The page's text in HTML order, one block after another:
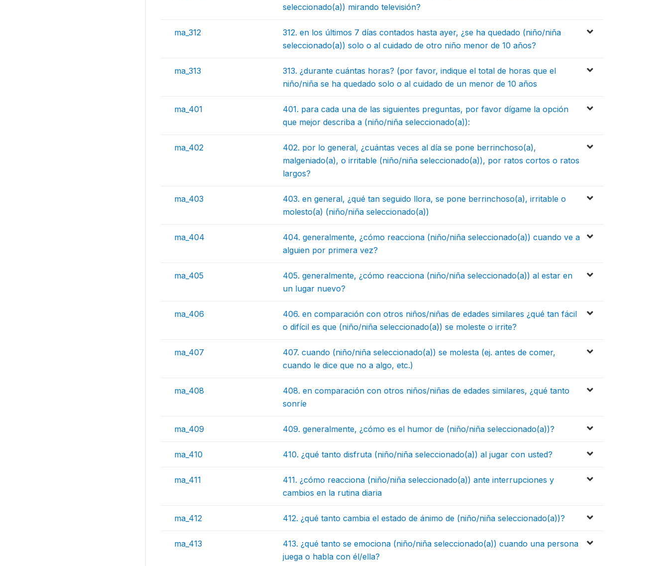
seleccionado(a)) mirando televisión?
ma_312
312. en los últimos 7 días contados hasta ayer, ¿se ha quedado (niño/niña
seleccionado(a)) solo o al cuidado de otro niño menor de 10 años?
ma_313
313. ¿durante cuántas horas? (por favor, indique el total de horas que el
niño/niña se ha quedado solo o al cuidado de un menor de 10 años
ma_401
401. para cada una de las siguientes preguntas, por favor dígame la opción
que mejor describa a (niño/niña seleccionado(a)):
ma_402
402. por lo general, ¿cuántas veces al día se pone berrinchoso(a),
malgeniado(a), o irritable (niño/niña seleccionado(a)), por ratos cortos o ratos
largos?
ma_403
403. en general, ¿qué tan seguido llora, se pone berrinchoso(a), irritable o
molesto(a) (niño/niña seleccionado(a))
ma_404
404. generalmente, ¿cómo reacciona (niño/niña seleccionado(a)) cuando ve a
alguien por primera vez?
ma_405
405. generalmente, ¿cómo reacciona (niño/niña seleccionado(a)) al estar en
un lugar nuevo?
ma_406
406. en comparación con otros niños/niñas de edades similares ¿qué tan fácil
o difícil es que (niño/niña seleccionado(a)) se moleste o irrite?
ma_407
407. cuando (niño/niña seleccionado(a)) se molesta (ej. antes de comer,
cuando le dice que no a algo, etc.)
ma_408
408. en comparación con otros niños/niñas de edades similares, ¿qué tanto
sonríe
ma_409 409. generalmente, ¿cómo es el humor de (niño/niña seleccionado(a))?
ma_410 410. ¿qué tanto disfruta (niño/niña seleccionado(a)) al jugar con usted?
ma_411
411. ¿cómo reacciona (niño/niña seleccionado(a)) ante interrupciones y
cambios en la rutina diaria
ma_412 412. ¿qué tanto cambia el estado de ánimo de (niño/niña seleccionado(a))?
ma_413
413. ¿qué tanto se emociona (niño/niña seleccionado(a)) cuando una persona
juega o habla con él/ella?